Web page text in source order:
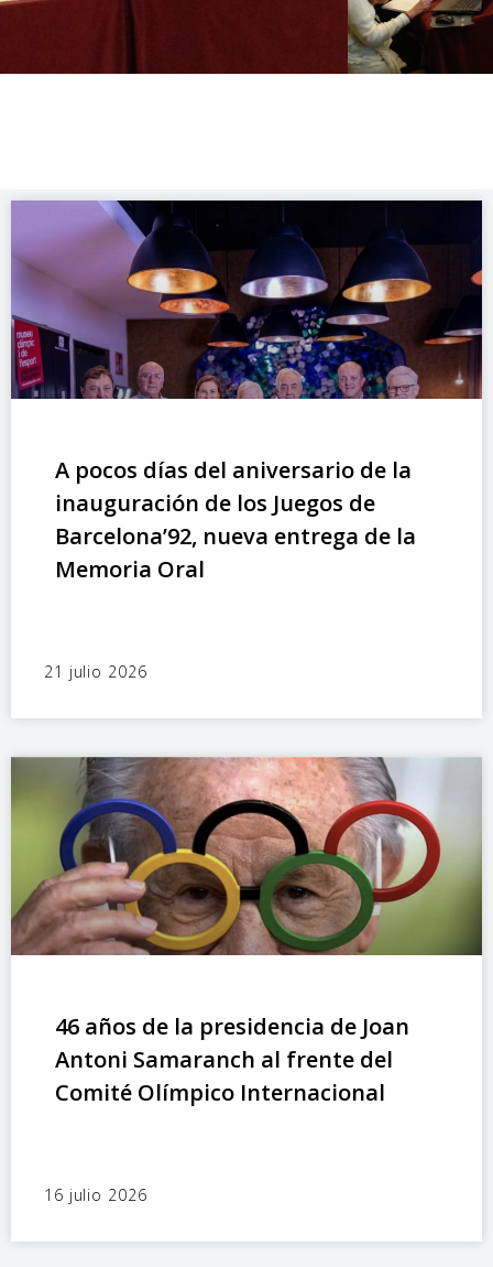
A pocos días del aniversario de la
inauguración de los Juegos de
Barcelona’92, nueva entrega de la
Memoria Oral
21 julio 2026
46 años de la presidencia de Joan
Antoni Samaranch al frente del
Comité Olímpico Internacional
16 julio 2026